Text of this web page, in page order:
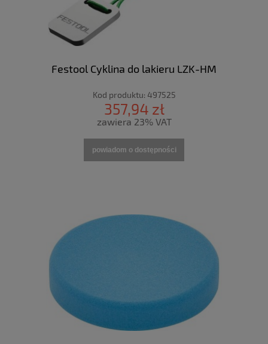
Festool Cyklina do lakieru LZK-HM
Kod produktu: 497525
357,94 zł
zawiera 23% VAT
powiadom o dostępności